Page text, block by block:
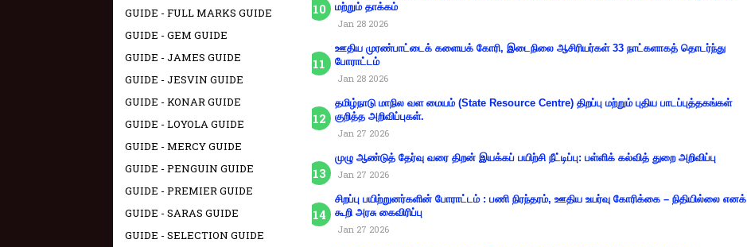
மற்றும் தாக்கம்
Jan 28 2026
ஊதிய முரண்பாட்டைக் களையக் கோரி, இடைநிலை ஆசிரியர்கள் 33 நாட்களாகத் தொடர்ந்து
போராட்டம்
Jan 28 2026
தமிழ்நாடு மாநில வள மையம் (State Resource Centre) திறப்பு மற்றும் புதிய பாடப்புத்தகங்கள்
குறித்த அறிவிப்புகள்.
Jan 27 2026
முழு ஆண்டுத் தேர்வு வரை திறன் இயக்கப் பயிற்சி நீட்டிப்பு: பள்ளிக் கல்வித் துறை அறிவிப்பு
Jan 27 2026
சிறப்பு பயிற்றுனர்களின் போராட்டம் : பணி நிரந்தரம், ஊதிய உயர்வு கோரிக்கை – நிதியில்லை எனக்
கூறி அரசு கைவிரிப்பு
Jan 27 2026
GUIDE - FULL MARKS GUIDE
GUIDE - GEM GUIDE
GUIDE - JAMES GUIDE
GUIDE - JESVIN GUIDE
GUIDE - KONAR GUIDE
GUIDE - LOYOLA GUIDE
GUIDE - MERCY GUIDE
GUIDE - PENGUIN GUIDE
GUIDE - PREMIER GUIDE
GUIDE - SARAS GUIDE
GUIDE - SELECTION GUIDE